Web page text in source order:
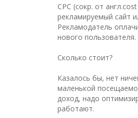
CPC (сокр. от
рекламируемый сайт
Рекламодатель
нового пользователя.
Сколько стоит?
Казалось бы, нет
маленькой
доход, надо
работают.